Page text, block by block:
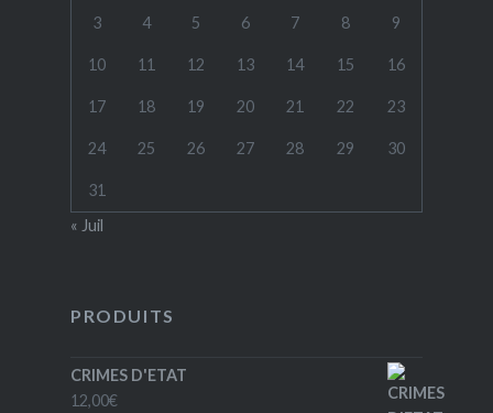
3 4 5 6 7 8 9
10 11 12 13 14 15 16
17 18 19 20 21 22 23
24 25 26 27 28 29 30
31
« Juil
PRODUITS
CRIMES D'ETAT
12,00€